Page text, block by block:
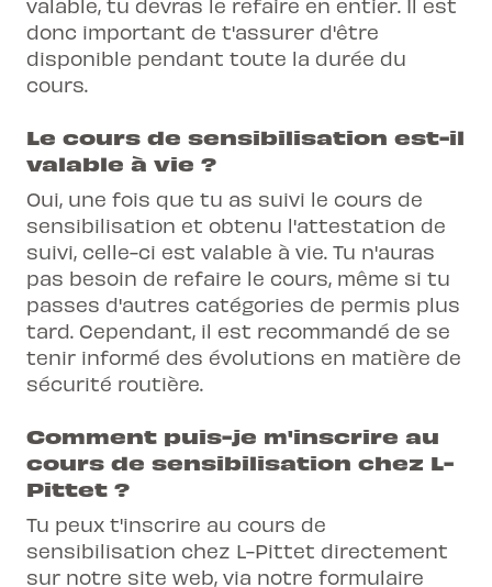
valable, tu devras le refaire en entier. Il est
donc important de t'assurer d'être
disponible pendant toute la durée du
cours.
Le cours de sensibilisation est-il
valable à vie ?
Oui, une fois que tu as suivi le cours de
sensibilisation et obtenu l'attestation de
suivi, celle-ci est valable à vie. Tu n'auras
pas besoin de refaire le cours, même si tu
passes d'autres catégories de permis plus
tard. Cependant, il est recommandé de se
tenir informé des évolutions en matière de
sécurité routière.
Comment puis-je m'inscrire au
cours de sensibilisation chez L-
Pittet ?
Tu peux t'inscrire au cours de
sensibilisation chez L-Pittet directement
sur notre site web, via notre formulaire